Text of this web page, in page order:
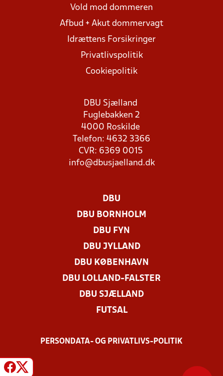
Vold mod dommeren
Afbud + Akut dommervagt
Idrættens Forsikringer
Privatlivspolitik
Cookiepolitik
DBU Sjælland
Fuglebakken 2
4000 Roskilde
Telefon: 4632 3366
CVR: 6369 0015
info@dbusjaelland.dk
DBU
DBU BORNHOLM
DBU FYN
DBU JYLLAND
DBU KØBENHAVN
DBU LOLLAND-FALSTER
DBU SJÆLLAND
FUTSAL
PERSONDATA- OG PRIVATLIVS-POLITIK